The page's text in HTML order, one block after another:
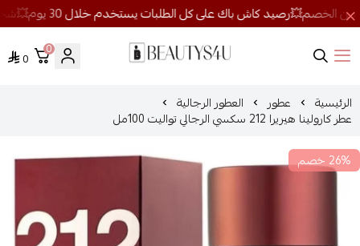
روائح الجمال
0
0
الرئيسية عطور العطور الرجالية
عطر كارولينا هيريرا 212 سكسي الرجالي تواليت 100مل
26% خصم